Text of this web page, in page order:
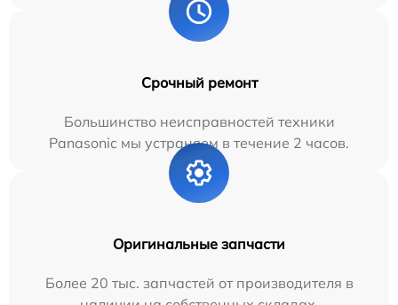
Срочный ремонт
Большинство неисправностей техники
Panasonic мы устраняем в течение 2 часов.
Оригинальные запчасти
Более 20 тыс. запчастей от производителя в